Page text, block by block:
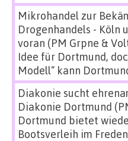
Mikrohandel zur
Drogenhandels - Köln
voran (PM Grpne &
Idee für Dortmund,
Modell“ kann
Diakonie sucht
Diakonie Dortmund
Dortmund bietet
Bootsverleih im